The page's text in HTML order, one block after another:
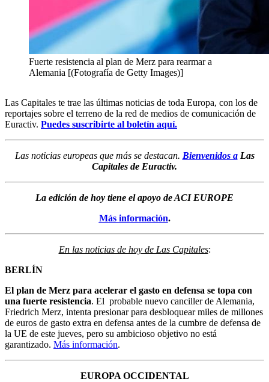
Fuerte resistencia al plan de Merz para rearmar a
Alemania [(Fotografía de Getty Images)]
Las Capitales te trae las últimas noticias de toda Europa, con los de
reportajes sobre el terreno de la red de medios de comunicación de
Euractiv. Puedes suscribirte al boletín aquí.
Las noticias europeas que más se destacan. Bienvenidos a Las
Capitales de Euractiv.
La edición de hoy tiene el apoyo de ACI EUROPE
Más información.
En las noticias de hoy de Las Capitales:
BERLÍN
El plan de Merz para acelerar el gasto en defensa se topa con
una fuerte resistencia. El probable nuevo canciller de Alemania,
Friedrich Merz, intenta presionar para desbloquear miles de millones
de euros de gasto extra en defensa antes de la cumbre de defensa de
la UE de este jueves, pero su ambicioso objetivo no está
garantizado. Más información.
EUROPA OCCIDENTAL